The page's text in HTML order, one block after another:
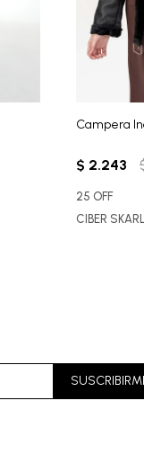
Campera
$ 2.243
25 OFF
CIBER